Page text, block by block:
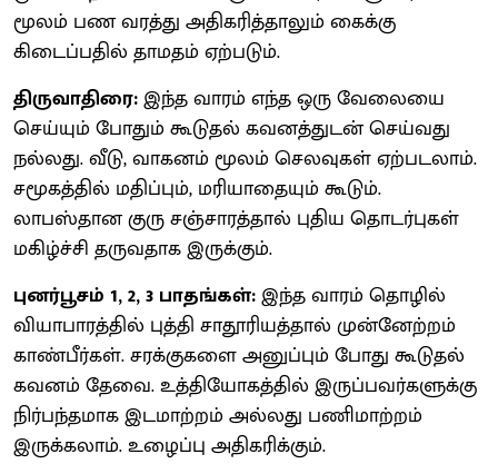
மூலம் பண வரத்து அதிகரித்தாலும் கைக்கு
கிடைப்பதில் தாமதம் ஏற்படும்.
திருவாதிரை:இந்த வாரம் எந்த ஒரு வேலையை
செய்யும் போதும் கூடுதல் கவனத்துடன் செய்வது
நல்லது. வீடு, வாகனம் மூலம் செலவுகள் ஏற்படலாம்.
சமூகத்தில் மதிப்பும், மரியாதையும் கூடும்.
லாபஸ்தான குரு சஞ்சாரத்தால் புதிய தொடர்புகள்
மகிழ்ச்சி தருவதாக இருக்கும்.
புனர்பூசம் 1, 2, 3 பாதங்கள்:இந்த வாரம் தொழில்
வியாபாரத்தில் புத்தி சாதூரியத்தால் முன்னேற்றம்
காண்பீர்கள். சரக்குகளை அனுப்பும் போது கூடுதல்
கவனம் தேவை. உத்தியோகத்தில் இருப்பவர்களுக்கு
நிர்பந்தமாக இடமாற்றம் அல்லது பணிமாற்றம்
இருக்கலாம். உழைப்பு அதிகரிக்கும்.